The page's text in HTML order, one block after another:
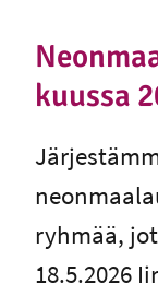
kuus­sa
ryhmää,
18.5.2026